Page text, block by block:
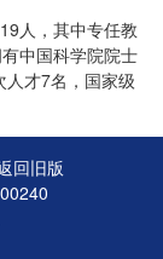
人，其中专任教
中国科学院院士
才7名，国家级
回旧版